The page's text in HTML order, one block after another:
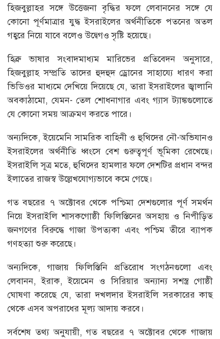
হিজবুল্লাহর সঙ্গে উত্তেজনা বৃদ্ধির ফলে লেবাননের সঙ্গে যে
কোনো পূর্ণমাত্রার যুদ্ধ ইসরাইলের অর্থনীতিকে পতনের অতল
গহ্বরে নিয়ে যাবে বলেও উদ্বেগও সৃষ্টি হয়েছে।
হিব্রু ভাষার সংবাদমাধ্যম মারিভের প্রতিবেদন অনুসারে,
হিজবুল্লাহ সম্প্রতি তাদের হুদহুদ ড্রোনের সাহায্যে ধারণ করা
ভিডিওর মাধ্যমে দেখিয়ে দিয়েছে যে, তারা ইসরাইলের জ্বালানি
অবকাঠামো, যেমন- তেল শোধনাগার এবং গ্যাস ট্যাঙ্কগুলোতে
যে কোনো সময় আক্রমণ করতে পারে।
অন্যদিকে, ইয়েমেনি সামরিক বাহিনী ও হুথিদের নৌ-অভিযানও
ইসরাইলের অর্থনীতি ধ্বংসে বেশ গুরুত্বপূর্ণ ভূমিকা রেখেছে।
ইসরাইলি সূত্র মতে, হুথিদের হামলার ফলে দেশটির প্রধান বন্দর
ইলাতের রাজস্ব উল্লেখযোগ্যভাবে কমে গেছে।
গত বছরের ৭ অক্টোবর থেকে পশ্চিমা দেশগুলোর পূর্ণ সমর্থন
নিয়ে ইসরাইলি শাসকগোষ্ঠী ফিলিস্তিনের অসহায় ও নিপীড়িত
জনগণের বিরুদ্ধে গাজা উপত্যকা এবং পশ্চিম তীরে ব্যাপক
গণহত্যা শুরু করেছে।
অন্যদিকে, গাজায় ফিলিস্তিনি প্রতিরোধ সংগঠনগুলো এবং
লেবানন, ইরাক, ইয়েমেন ও সিরিয়ার অন্যান্য সশস্ত্র গোষ্ঠী
ঘোষণা করেছে যে, তারা দখলদার ইসরাইলি সরকারের কাছ
থেকে এসব অপরাধের মূল্য আদায় করবে।
সর্বশেষ তথ্য অনুযায়ী, গত বছরের ৭ অক্টোবর থেকে গাজায়